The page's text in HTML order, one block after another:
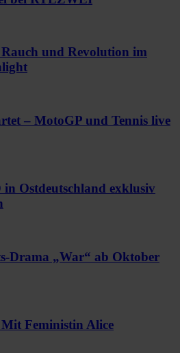
und Revolution im
– MotoGP und Tennis live
Ostdeutschland exklusiv
Drama „War“ ab Oktober
Feministin Alice